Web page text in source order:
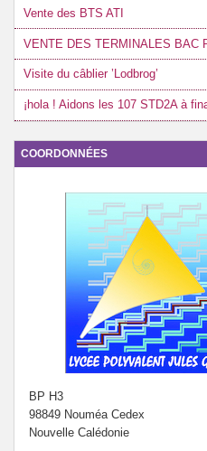
Vente des BTS ATI
VENTE DES TERMINALES BAC
Visite du câblier ’Lodbrog’
¡hola ! Aidons les 107 STD2A à
COORDONNÉES
BP H3
98849 Nouméa Cedex
Nouvelle Calédonie